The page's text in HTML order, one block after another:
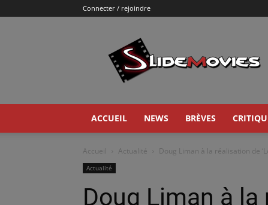
Connecter / rejoindre
ACCUEIL NEWS BRÈVES
Accueil Actualité Doug Liman à la réalisation de
Actualité
Doug Liman à